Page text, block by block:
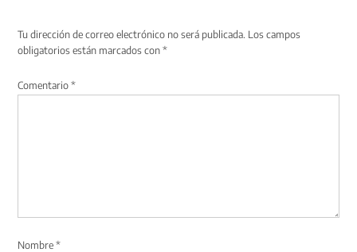
Tu dirección de correo electrónico no será publicada. Los campos
obligatorios están marcados con*
Comentario*
Nombre*